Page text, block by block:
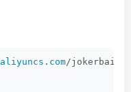
aliyuncs . com/jokerbai/